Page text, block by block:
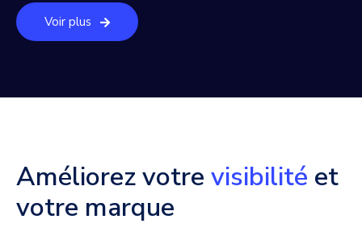
Voir plus
Améliorez votre visibilité et
votre marque​